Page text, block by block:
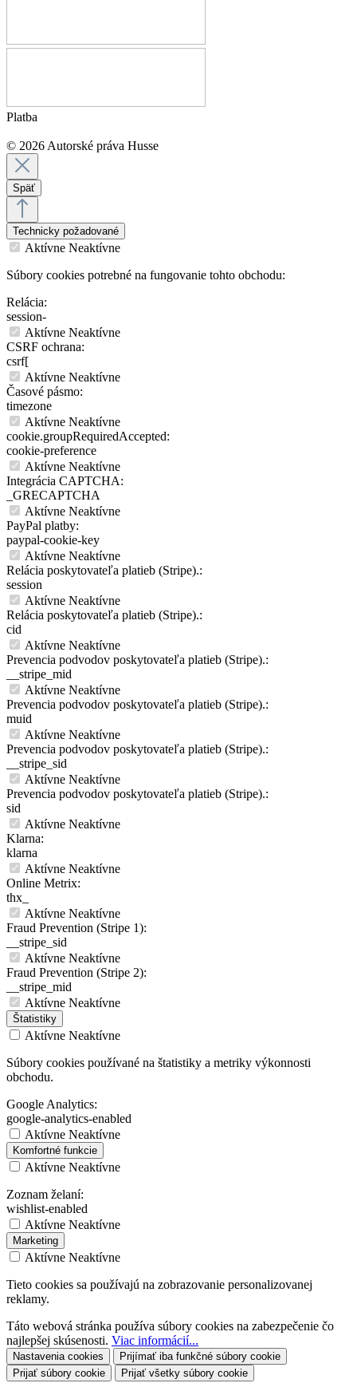
Platba
© 2026 Autorské práva Husse
Späť
Technicky požadované
Aktívne Neaktívne
Súbory cookies potrebné na fungovanie tohto obchodu:
Relácia:
session-
Aktívne Neaktívne
CSRF ochrana:
csrf[
Aktívne Neaktívne
Časové pásmo:
timezone
Aktívne Neaktívne
cookie.groupRequiredAccepted:
cookie-preference
Aktívne Neaktívne
Integrácia CAPTCHA:
_GRECAPTCHA
Aktívne Neaktívne
PayPal platby:
paypal-cookie-key
Aktívne Neaktívne
Relácia poskytovateľa platieb (Stripe).:
session
Aktívne Neaktívne
Relácia poskytovateľa platieb (Stripe).:
cid
Aktívne Neaktívne
Prevencia podvodov poskytovateľa platieb (Stripe).:
__stripe_mid
Aktívne Neaktívne
Prevencia podvodov poskytovateľa platieb (Stripe).:
muid
Aktívne Neaktívne
Prevencia podvodov poskytovateľa platieb (Stripe).:
__stripe_sid
Aktívne Neaktívne
Prevencia podvodov poskytovateľa platieb (Stripe).:
sid
Aktívne Neaktívne
Klarna:
klarna
Aktívne Neaktívne
Online Metrix:
thx_
Aktívne Neaktívne
Fraud Prevention (Stripe 1):
__stripe_sid
Aktívne Neaktívne
Fraud Prevention (Stripe 2):
__stripe_mid
Aktívne Neaktívne
Štatistiky
Aktívne Neaktívne
Súbory cookies používané na štatistiky a metriky výkonnosti
obchodu.
Google Analytics:
google-analytics-enabled
Aktívne Neaktívne
Komfortné funkcie
Aktívne Neaktívne
Zoznam želaní:
wishlist-enabled
Aktívne Neaktívne
Marketing
Aktívne Neaktívne
Tieto cookies sa používajú na zobrazovanie personalizovanej
reklamy.
Táto webová stránka používa súbory cookies na zabezpečenie čo
najlepšej skúsenosti. Viac informácií...
Nastavenia cookies
Prijímať iba funkčné súbory cookie
Prijať súbory cookie
Prijať všetky súbory cookie